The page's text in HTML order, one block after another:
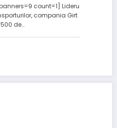
count=1] Lideru
compania Girt
de…